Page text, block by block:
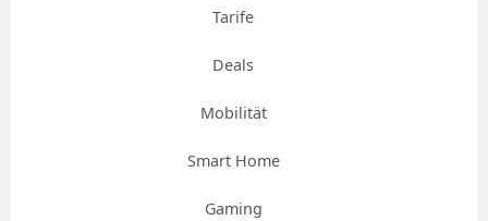
Tarife
Deals
Mobilität
Smart Home
Gaming